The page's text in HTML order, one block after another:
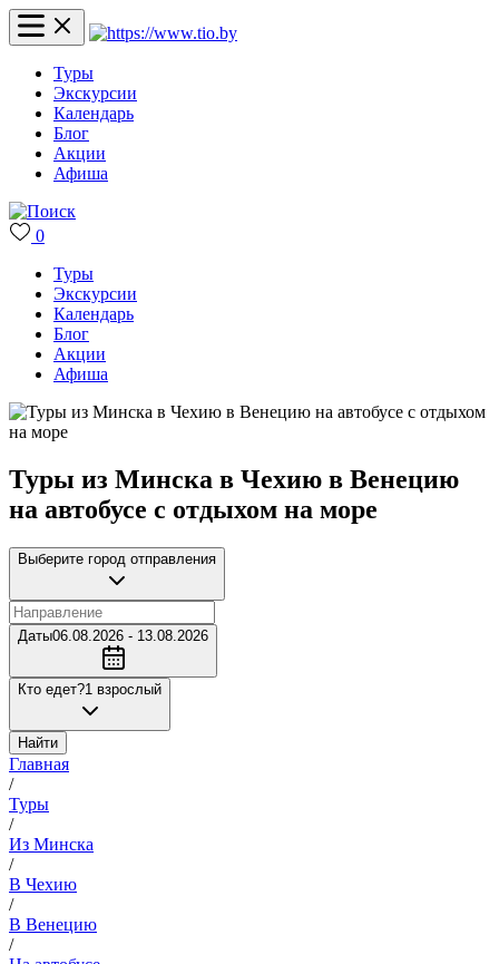
Туры
Экскурсии
Календарь
Блог
Акции
Афиша
0
Туры
Экскурсии
Календарь
Блог
Акции
Афиша
Туры из Минска в Чехию в Венецию
на автобусе с отдыхом на море
Выберите город отправления
Даты06.08.2026 - 13.08.2026
Кто едет?1 взрослый
Найти
Главная
/
Туры
/
Из Минска
/
В Чехию
/
В Венецию
/